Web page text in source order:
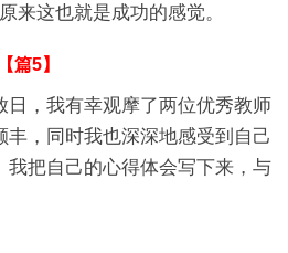
来这也就是成功的感觉。
篇5】
日，我有幸观摩了两位优秀教师
丰，同时我也深深地感受到自己
我把自己的心得体会写下来，与